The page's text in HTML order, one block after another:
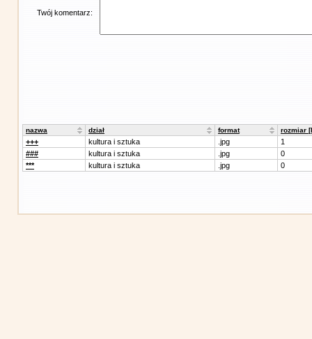
Twój komentarz:
nazwa dział format rozmiar
+++ kultura i sztuka .jpg
1
###
kultura i sztuka .jpg
0
***
kultura i sztuka .jpg 0